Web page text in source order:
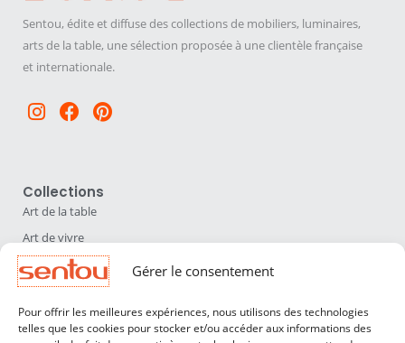
Gérer le consentement
Pour offrir les meilleures expériences, nous utilisons des technologies
telles que les cookies pour stocker et/ou accéder aux informations des
Sentou, édite et diffuse des collections de mobiliers, luminaires,
arts de la table, une sélection proposée à une clientèle française
et internationale.
Instagram
Facebook
Pinterest
Collections
Art de la table
Art de vivre
Déco
Luminaires
Mobilier